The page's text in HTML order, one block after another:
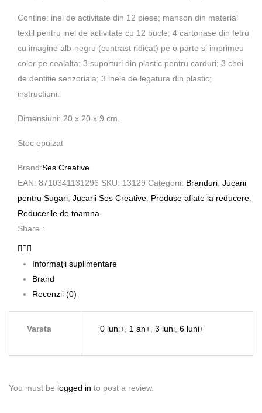
Contine: inel de activitate din 12 piese; manson din material
textil pentru inel de activitate cu 12 bucle; 4 cartonase din fetru
cu imagine alb-negru (contrast ridicat) pe o parte si imprimeu
color pe cealalta; 3 suporturi din plastic pentru carduri; 3 chei
de dentitie senzoriala; 3 inele de legatura din plastic;
instructiuni.
Dimensiuni: 20 x 20 x 9 cm.
Stoc epuizat
Brand:Ses Creative
EAN: 8710341131296 SKU: 13129 Categorii: Branduri Jucarii
pentru Sugari Jucarii Ses Creative Produse aflate la reducere
Reducerile de toamna
Share :
Informații suplimentare
Brand
Recenzii (0)
Varsta 0 luni+ 1 an+ 3 luni 6 luni+
You must be logged in to post a review.